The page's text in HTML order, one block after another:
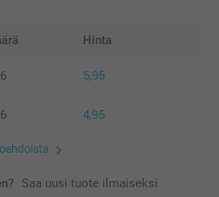
Hinta
5,95
4,95
Saa uusi tuote ilmaiseksi